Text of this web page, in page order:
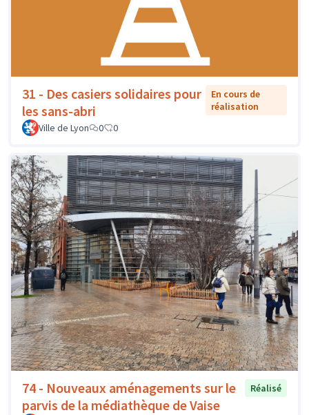
31 - Des casiers solidaires pour
les sans-abri
En cours de
réalisation
Ville de Lyon
0 0
74 - Nouveaux aménagements sur le
parvis de la médiathèque de Vaise
Réalisé